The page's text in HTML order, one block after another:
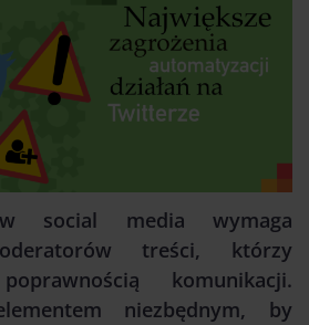
social media wymaga
treści, którzy
komunikacji.
niezbędnym, by